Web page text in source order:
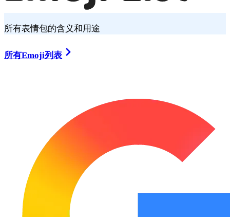
所有表情包的含义和用途
所有Emoji列表